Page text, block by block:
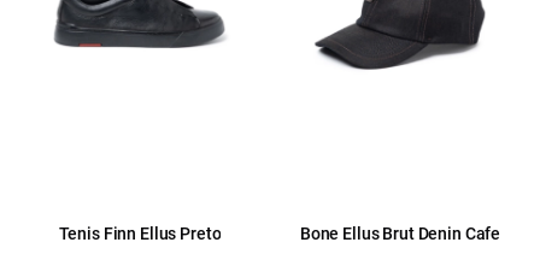
Tenis Finn Ellus Preto Bone Ellus Brut Denin Cafe